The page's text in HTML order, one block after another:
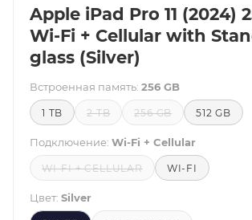
Apple iPad Pro 11 (2024)
Wi-Fi + Cellular with
glass (Silver)
Встроенная память: 256 GB
1 TB 2 TB 256 GB 512 GB
Подключение: Wi-Fi + Cellular
WI-FI + CELLULAR WI-FI
Цвет: Silver